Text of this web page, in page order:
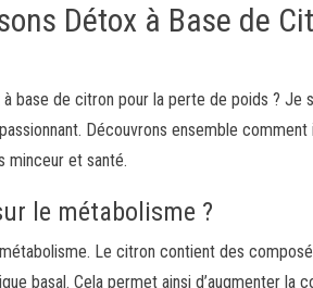
Détox à Base de
base de citron pour la perte de poids ? Je
Découvrons ensemble
minceur et santé.
le métabolisme ?
Le citron contient des
basal. Cela permet ainsi d’augmenter la